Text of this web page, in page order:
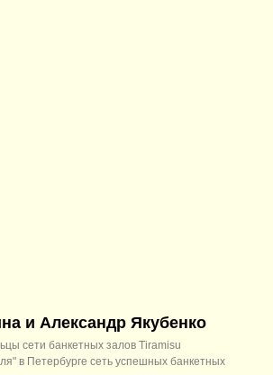
и Александр Якубенко
сети банкетных залов Tiramisu
в Петербурге сеть успешных банкетных